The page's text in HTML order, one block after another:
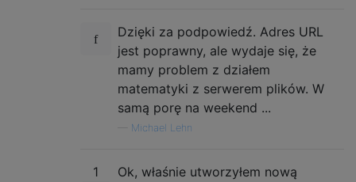
Dzięki za podpowiedź. Adres URL
jest poprawny, ale wydaje się, że
mamy problem z działem
matematyki z serwerem plików. W
samą porę na weekend ...
Michael Lehn
1
Ok, właśnie utworzyłem nową